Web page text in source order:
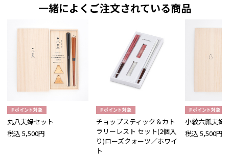
一緒によくご注文されている商品
丸八夫婦セット
税込 5,500円
チョップスティック＆カト
ラリーレスト セット(2個入
り)ローズクォーツ／ホワイ
ト
小紋六瓢夫婦
税込 5,500円